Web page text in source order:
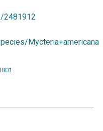
2481912
Mycteria+americana